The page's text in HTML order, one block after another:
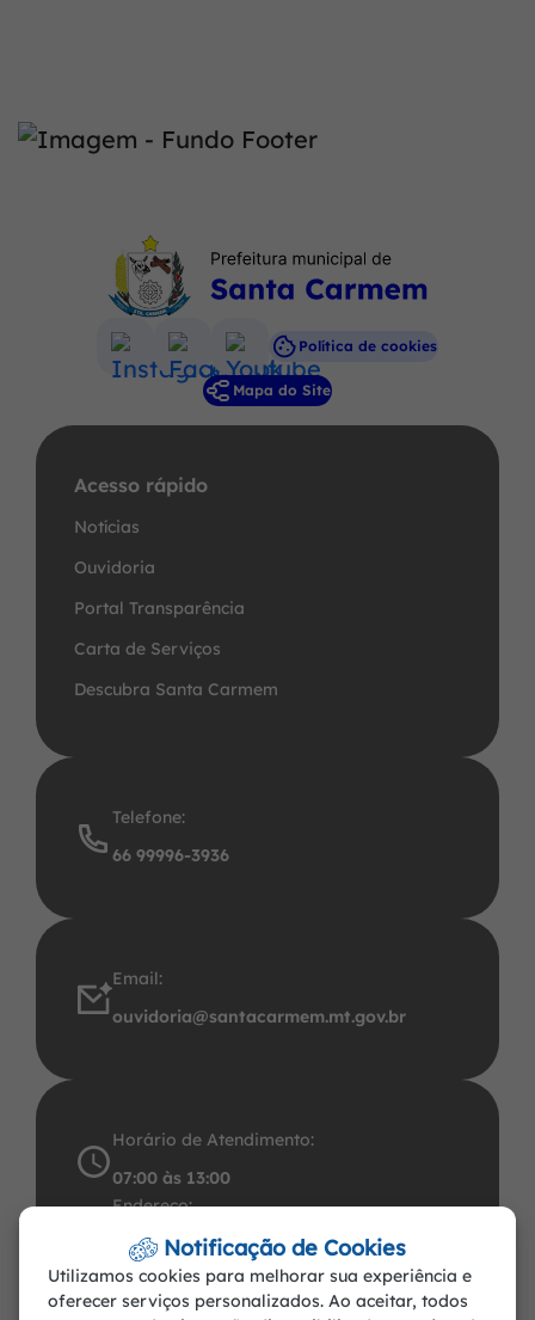
Acessar
Rede
Social
Instagram
Acessar
Rede
Social
Acessar
a
Rede
Política de cookies
Mapa do Site
Acesso rápido
Notícias
Ouvidoria
Portal Transparência
Carta de Serviços
Descubra Santa Carmem
Telefone:
66 99996-3936
Email:
ouvidoria@santacarmem.mt.gov.br
Horário de Atendimento:
07:00 às 13:00
Endereço:
Avenida Santos Dumont, 491 Centro CEP:
78.545-000. CNPJ: 37.465.283/0001-57
Santa Carmem-MT
Notificação de Cookies
Utilizamos cookies para melhorar sua experiência e
oferecer serviços personalizados. Ao aceitar, todos